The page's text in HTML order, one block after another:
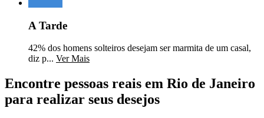
A Tarde
42% dos homens solteiros desejam ser marmita de um casal,
diz p... Ver Mais
Encontre pessoas reais em Rio de Janeiro
para realizar seus desejos